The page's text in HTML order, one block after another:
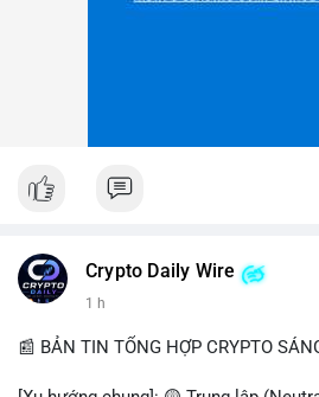
Crypto Daily Wire
1 h
📰 BẢN TIN TỔNG HỢP CRYPTO